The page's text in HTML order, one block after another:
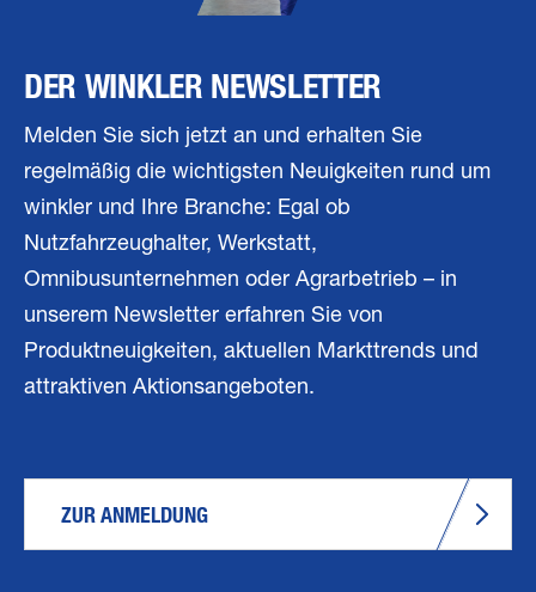
DER WINKLER NEWSLETTER
Melden Sie sich jetzt an und erhalten Sie
regelmäßig die wichtigsten Neuigkeiten rund um
winkler und Ihre Branche: Egal ob
Nutzfahrzeughalter, Werkstatt,
Omnibusunternehmen oder Agrarbetrieb – in
unserem Newsletter erfahren Sie von
Produktneuigkeiten, aktuellen Markttrends und
attraktiven Aktionsangeboten.
ZUR ANMELDUNG